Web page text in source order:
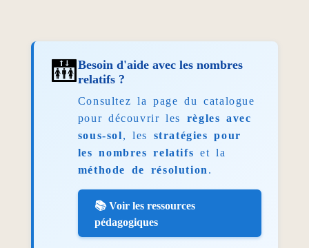
🛗 Besoin d'aide avec les nombres
relatifs ?
Consultez la page du catalogue
pour découvrir les règles avec
sous-sol, les stratégies pour
les nombres relatifs et la
méthode de résolution .
📚 Voir les ressources
pédagogiques